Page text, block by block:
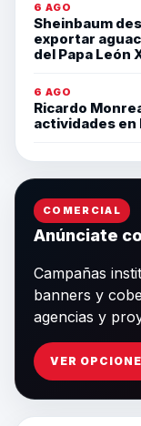
6 AGO
Sheinbaum
exportar
del Papa León
6 AGO
Ricardo
actividades en
COMERCIAL
Anúnciate
Campañas
banners y
agencias y
VER